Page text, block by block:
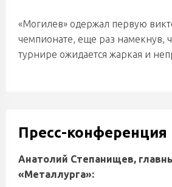
«Могилев» одержал первую
чемпионате, еще раз намекнув,
турнире ожидается жаркая и
Пресс-конференция
Анатолий Степанищев,
«Металлурга»: